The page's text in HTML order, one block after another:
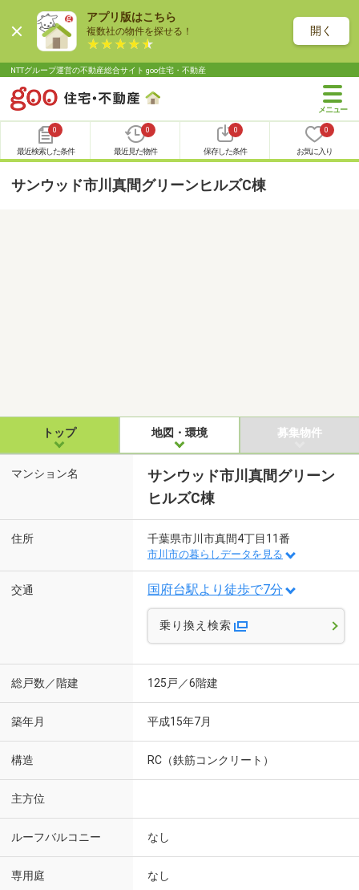
アプリ版はこちら
複数社の物件を探せる！ 開く
NTTグループ運営の不動産総合サイト goo住宅・不動産
0
最近検索した条件
0
最近見た物件
0
保存した条件
0
お気に入り
サンウッド市川真間グリーンヒルズC棟
トップ 地図・環境 募集物件
マンション名
サンウッド市川真間グリーン
ヒルズC棟
住所 千葉県市川市真間4丁目11番
市川市の暮らしデータを見る
交通 国府台駅より徒歩で7分
乗り換え検索
総戸数／階建 125戸／6階建
築年月 平成15年7月
構造 RC（鉄筋コンクリート）
主方位
ルーフバルコニー なし
専用庭 なし